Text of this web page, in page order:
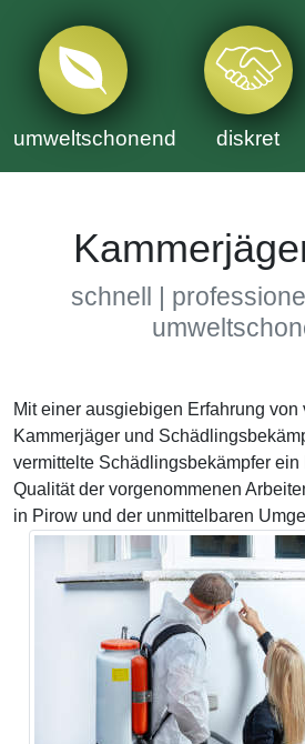
umweltschonend diskret
schnell |
Mit einer ausgiebigen Erfahrung
Kammerjäger und
vermittelte Schädlingsbekämpfer ein
Qualität der vorgenommenen
in Pirow und der unmittelbaren